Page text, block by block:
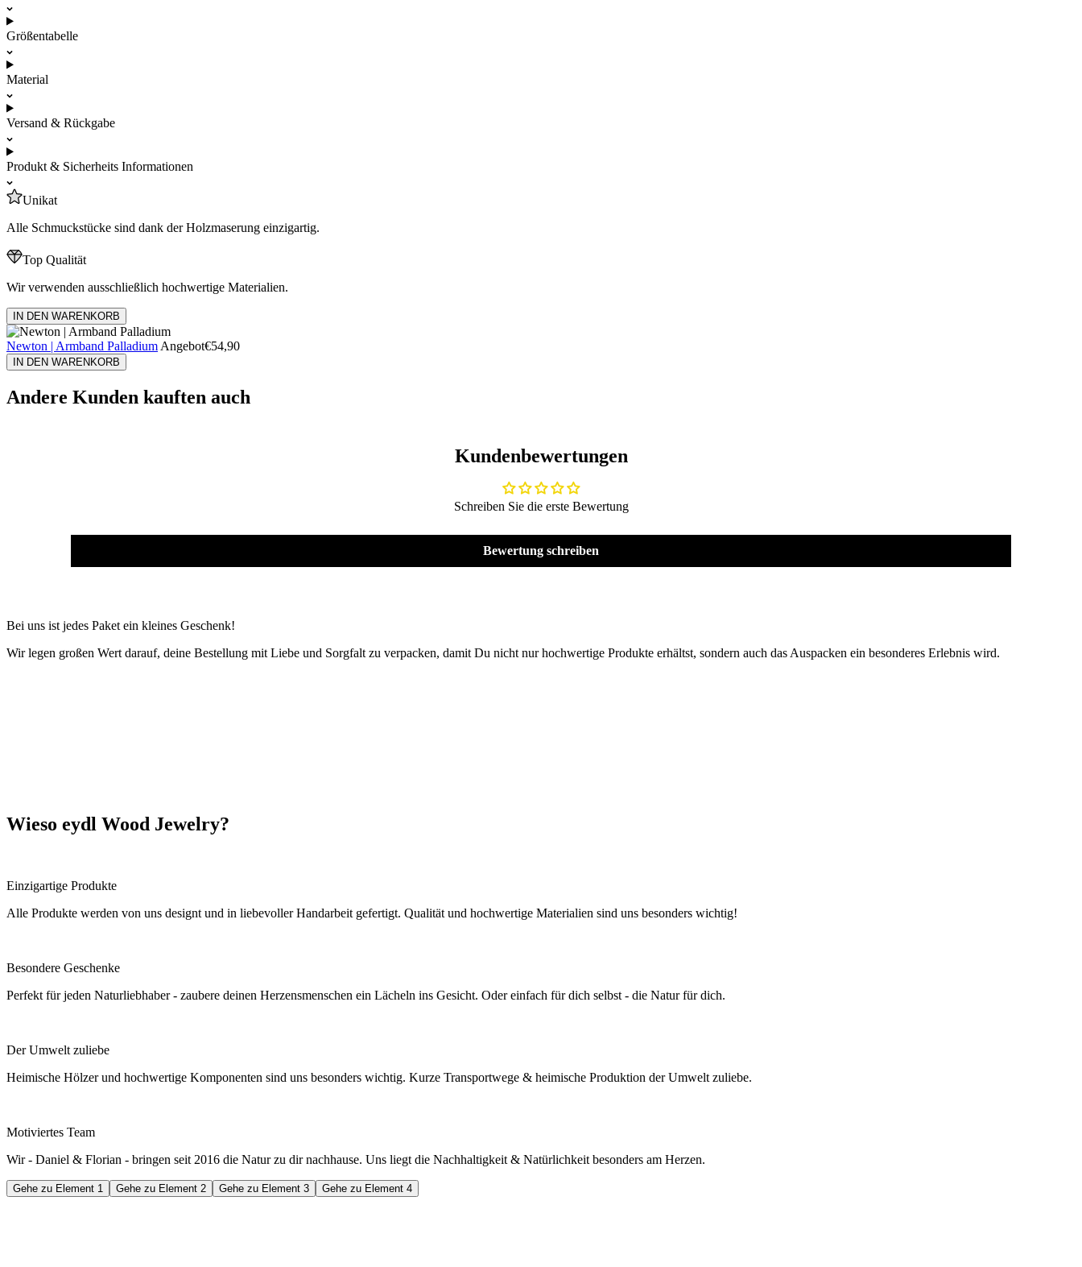
Größentabelle
Material
Versand & Rückgabe
Produkt & Sicherheits Informationen
Unikat
Alle Schmuckstücke sind dank der Holzmaserung einzigartig.
Top Qualität
Wir verwenden ausschließlich hochwertige Materialien.
IN DEN WARENKORB
Newton | Armband Palladium Angebot€54,90
IN DEN WARENKORB
Andere Kunden kauften auch
Kundenbewertungen
Schreiben Sie die erste Bewertung
Bewertung schreiben
Bei uns ist jedes Paket ein kleines Geschenk!
Wir legen großen Wert darauf, deine Bestellung mit Liebe und Sorgfalt zu verpacken, damit Du nicht nur hochwertige Produkte erhältst, sondern auch das Auspacken ein besonderes Erlebnis wird.
Wieso eydl Wood Jewelry?
Einzigartige Produkte
Alle Produkte werden von uns designt und in liebevoller Handarbeit gefertigt. Qualität und hochwertige Materialien sind uns besonders wichtig!
Besondere Geschenke
Perfekt für jeden Naturliebhaber - zaubere deinen Herzensmenschen ein Lächeln ins Gesicht. Oder einfach für dich selbst - die Natur für dich.
Der Umwelt zuliebe
Heimische Hölzer und hochwertige Komponenten sind uns besonders wichtig. Kurze Transportwege & heimische Produktion der Umwelt zuliebe.
Motiviertes Team
Wir - Daniel & Florian - bringen seit 2016 die Natur zu dir nachhause. Uns liegt die Nachhaltigkeit & Natürlichkeit besonders am Herzen.
Gehe zu Element 1 Gehe zu Element 2 Gehe zu Element 3 Gehe zu Element 4